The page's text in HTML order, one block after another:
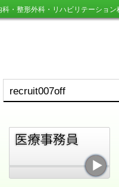
・整形外科・リハビリテーション
recruit007off